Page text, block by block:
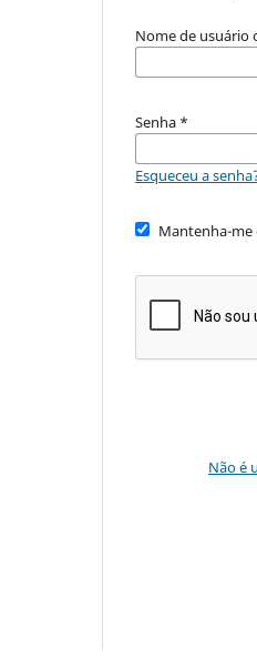
Nome de usuário
Senha *
Esqueceu a
Mantenha-me
Não é